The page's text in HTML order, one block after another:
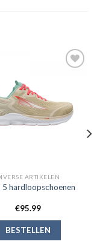
ARTIKELEN
5 hardloopschoenen
€95.99
BESTELLEN